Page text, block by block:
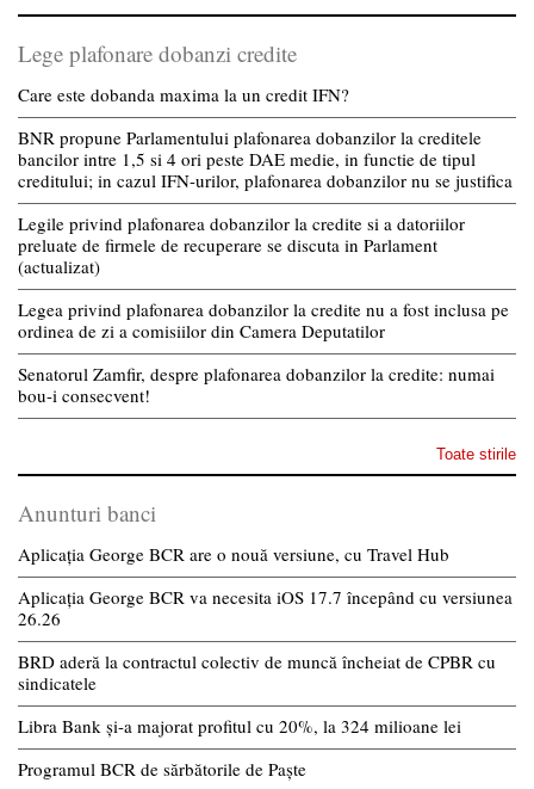
Lege plafonare dobanzi credite
Care este dobanda maxima la un credit IFN?
BNR propune Parlamentului plafonarea dobanzilor la creditele
bancilor intre 1,5 si 4 ori peste DAE medie, in functie de tipul
creditului; in cazul IFN-urilor, plafonarea dobanzilor nu se justifica
Legile privind plafonarea dobanzilor la credite si a datoriilor
preluate de firmele de recuperare se discuta in Parlament
(actualizat)
Legea privind plafonarea dobanzilor la credite nu a fost inclusa pe
ordinea de zi a comisiilor din Camera Deputatilor
Senatorul Zamfir, despre plafonarea dobanzilor la credite: numai
bou-i consecvent!
Toate stirile
Anunturi banci
Aplicația George BCR are o nouă versiune, cu Travel Hub
Aplicația George BCR va necesita iOS 17.7 începând cu versiunea
26.26
BRD aderă la contractul colectiv de muncă încheiat de CPBR cu
sindicatele
Libra Bank și-a majorat profitul cu 20%, la 324 milioane lei
Programul BCR de sărbătorile de Paște